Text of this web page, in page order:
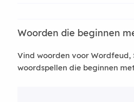
Woorden die beginnen
Vind woorden voor Wordfeud,
woordspellen die beginnen